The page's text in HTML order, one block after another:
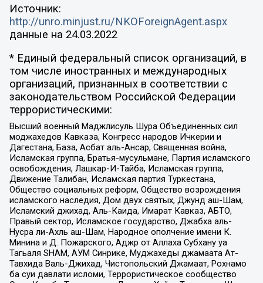
Источник:
http://unro.minjust.ru/NKOForeignAgent.aspx
данные на 24.03.2022
* Единый федеральный список организаций, в
том числе иностранных и международных
организаций, признанных в соответствии с
законодательством Российской Федерации
террористическими:
Высший военный Маджлисуль Шура Объединенных сил
моджахедов Кавказа, Конгресс народов Ичкерии и
Дагестана, База, Асбат аль-Ансар, Священная война,
Исламская группа, Братья-мусульмане, Партия исламского
освобождения, Лашкар-И-Тайба, Исламская группа,
Движение Талибан, Исламская партия Туркестана,
Общество социальных реформ, Общество возрождения
исламского наследия, Дом двух святых, Джунд аш-Шам,
Исламский джихад, Аль-Каида, Имарат Кавказ, АБТО,
Правый сектор, Исламское государство, Джабха аль-
Нусра ли-Ахль аш-Шам, Народное ополчение имени К.
Минина и Д. Пожарского, Аджр от Аллаха Субхану уа
Тагьаля SHAM, АУМ Синрике, Муджахеды джамаата Ат-
Тавхида Валь-Джихад, Чистопольский Джамаат, Рохнамо
ба суи давлати исломи, Террористическое сообщество